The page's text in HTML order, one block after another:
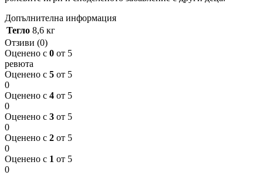
Допълнителна информация
Тегло 8,6 кг
Отзиви (0)
Оценено с 0 от 5
ревюта
Оценено с 5 от 5
0
Оценено с 4 от 5
0
Оценено с 3 от 5
0
Оценено с 2 от 5
0
Оценено с 1 от 5
0